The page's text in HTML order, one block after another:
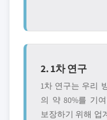
2. 1차 연구
1차 연구는 우리
의 약 80%를 기
보장하기 위해 업